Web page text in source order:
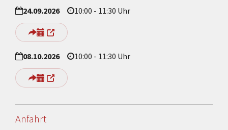
24.09.2026 10:00 - 11:30 Uhr
08.10.2026 10:00 - 11:30 Uhr
Anfahrt